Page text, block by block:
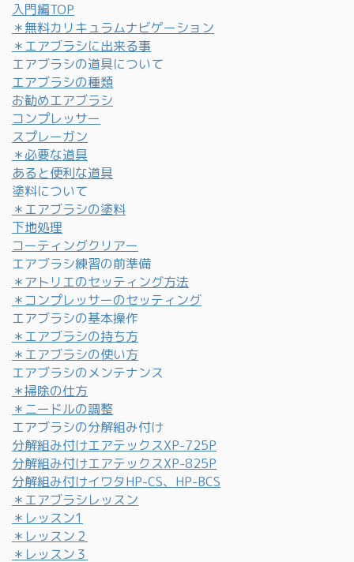
入門編TOP
＊無料カリキュラムナビゲーション
＊エアブラシに出来る事
エアブラシの道具について
エアブラシの種類
お勧めエアブラシ
コンプレッサー
スプレーガン
＊必要な道具
あると便利な道具
塗料について
＊エアブラシの塗料
下地処理
コーティングクリアー
エアブラシ練習の前準備
＊アトリエのセッティング方法
＊コンプレッサーのセッティング
エアブラシの基本操作
＊エアブラシの持ち方
＊エアブラシの使い方
エアブラシのメンテナンス
＊掃除の仕方
＊ニードルの調整
エアブラシの分解組み付け
分解組み付けエアテックスXP-725P
分解組み付けエアテックスXP-825P
分解組み付けイワタHP-CS、HP-BCS
＊エアブラシレッスン
＊レッスン1
＊レッスン２
＊レッスン３